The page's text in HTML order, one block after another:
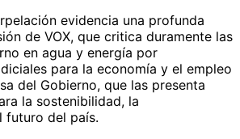
evidencia una profunda
de VOX, que critica duramente las
en agua y energía por
para la economía y el empleo
del Gobierno, que las presenta
la sostenibilidad, la
futuro del país.